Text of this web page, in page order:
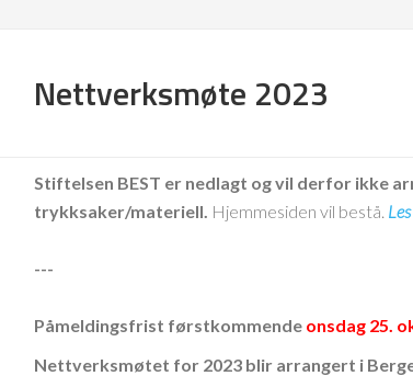
Nettverksmøte 2023
Stiftelsen BEST er nedlagt og vil derfor ikke
trykksaker/materiell. Hjemmesiden vil bestå.
---
Påmeldingsfrist førstkommende onsdag 25.
Nettverksmøtet for 2023 blir arrangert i